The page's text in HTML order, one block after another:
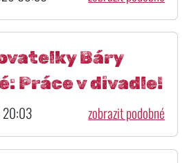
Báry
Práce v divadle!
20:03 zobrazit podobné